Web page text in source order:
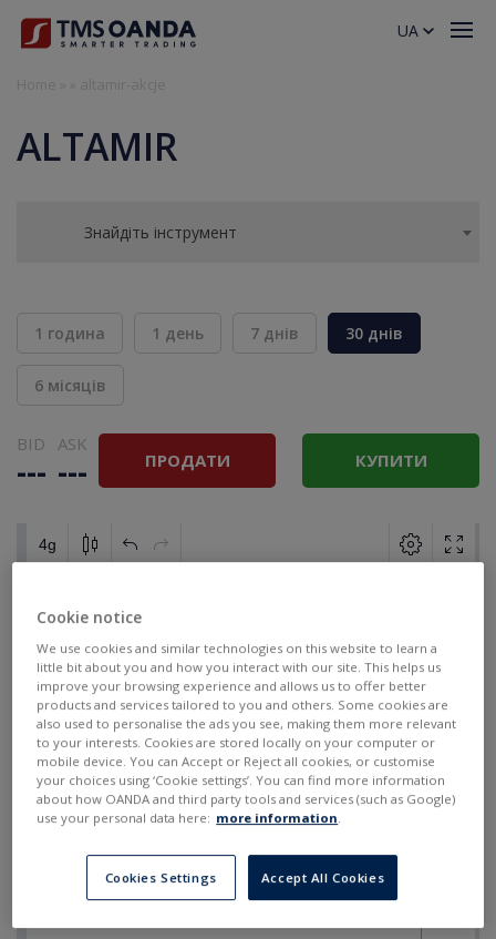
ALTAMIR
Знайдіть інструмент
1 година 1 день 7 днів 30 днів
6 місяців
BID
---
ASK
--- ПРОДАТИ КУПИТИ
UA
Cookie notice
We use cookies and similar technologies on this website to learn a
little bit about you and how you interact with our site. This helps us
improve your browsing experience and allows us to offer better
products and services tailored to you and others. Some cookies are
also used to personalise the ads you see, making them more relevant
to your interests. Cookies are stored locally on your computer or
mobile device. You can Accept or Reject all cookies, or customise
your choices using ‘Cookie settings’. You can find more information
about how OANDA and third party tools and services (such as Google)
use your personal data here: more information.
Cookies Settings Accept All Cookies